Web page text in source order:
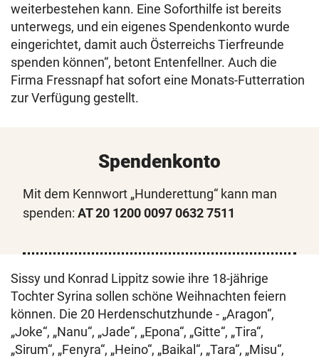
weiterbestehen kann. Eine Soforthilfe ist bereits
unterwegs, und ein eigenes Spendenkonto wurde
eingerichtet, damit auch Österreichs Tierfreunde
spenden können“, betont Entenfellner. Auch die
Firma Fressnapf hat sofort eine Monats-Futterration
zur Verfügung gestellt.
Spendenkonto
Mit dem Kennwort „Hunderettung“ kann man
spenden: AT 20 1200 0097 0632 7511
Sissy und Konrad Lippitz sowie ihre 18-jährige
Tochter Syrina sollen schöne Weihnachten feiern
können. Die 20 Herdenschutzhunde - „Aragon“,
„Joke“, „Nanu“, „Jade“, „Epona“, „Gitte“, „Tira“,
„Sirum“, „Fenyra“, „Heino“, „Baikal“, „Tara“, „Misu“,